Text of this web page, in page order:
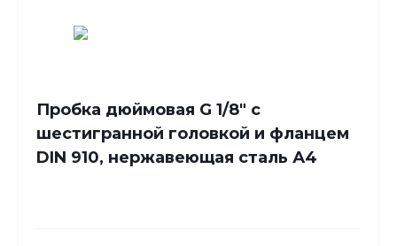
Пробка дюймовая G 1/8" с
шестигранной головкой и фланцем
DIN 910, нержавеющая сталь А4